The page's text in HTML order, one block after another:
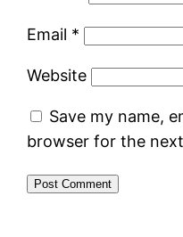
Email *
Website
Save my name,
browser for the